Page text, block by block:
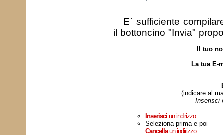
E` sufficiente
il bottoncino "Invia"
Il tuo
La tua E-
(indicare al
Inserisci
Inserisciun indirizzo
Seleziona prima e poi
Cancellaun indirizzo